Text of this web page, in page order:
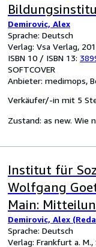
Demirovic, Alex
Sprache: Deutsch
Verlag: Vsa Verlag,
ISBN 10 / ISBN 13:
SOFTCOVER
Anbieter: medimops,
Verkäufer/-in mit 5
Zustand: as new. Wie
Institut für
Wolfgang
Main:
Demirovic, Alex
Sprache: Deutsch
Verlag: Frankfurt a.